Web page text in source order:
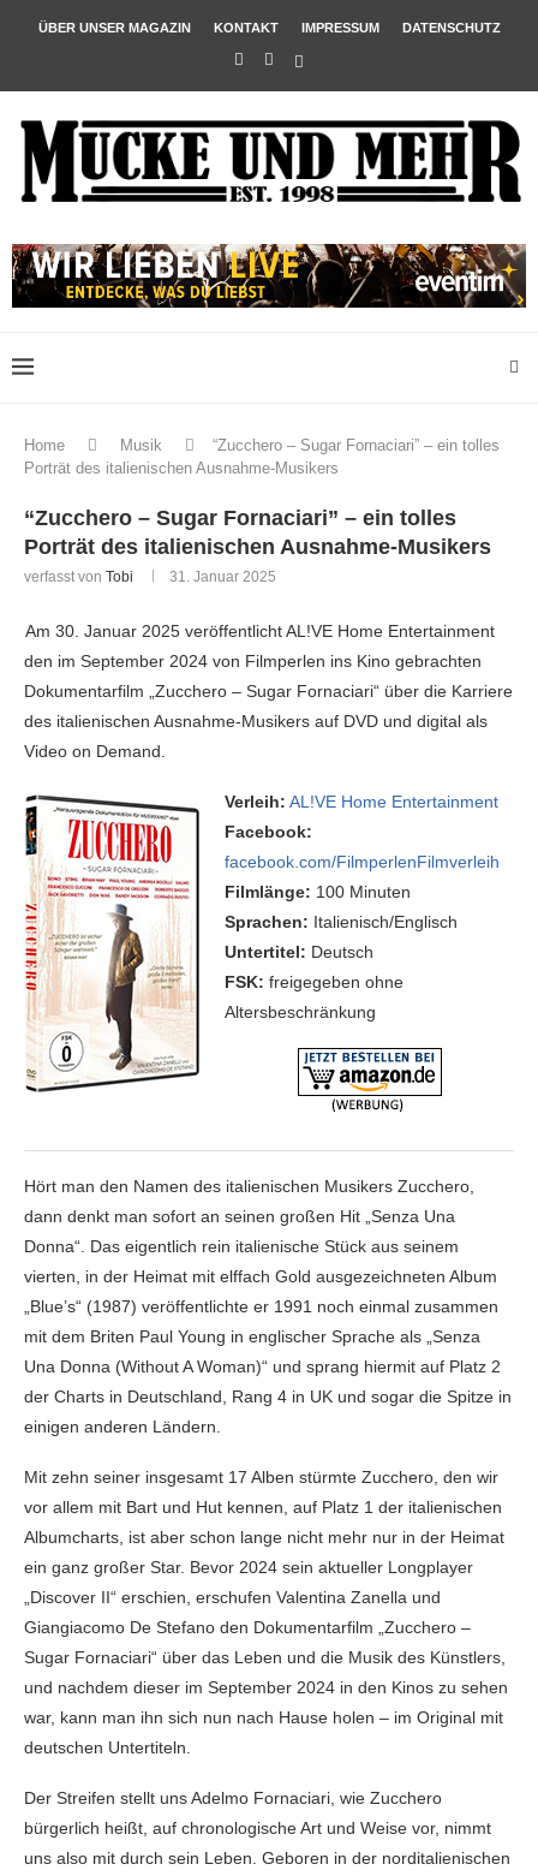
ÜBER UNSER MAGAZIN KONTAKT IMPRESSUM DATENSCHUTZ
Home Musik
“Zucchero – Sugar Fornaciari” – ein tolles
Porträt des italienischen Ausnahme-Musikers
“Zucchero – Sugar Fornaciari” – ein tolles
Porträt des italienischen Ausnahme-Musikers
verfasst von Tobi 31. Januar 2025
Am 30. Januar 2025 veröffentlicht AL!VE Home Entertainment
den im September 2024 von Filmperlen ins Kino gebrachten
Dokumentarfilm „Zucchero – Sugar Fornaciari“ über die Karriere
des italienischen Ausnahme-Musikers auf DVD und digital als
Video on Demand.
Verleih: AL!VE Home Entertainment
Facebook:
facebook.com/FilmperlenFilmverleih
Filmlänge: 100 Minuten
Sprachen: Italienisch/Englisch
Untertitel: Deutsch
FSK: freigegeben ohne
Altersbeschränkung
Hört man den Namen des italienischen Musikers Zucchero,
dann denkt man sofort an seinen großen Hit „Senza Una
Donna“. Das eigentlich rein italienische Stück aus seinem
vierten, in der Heimat mit elffach Gold ausgezeichneten Album
„Blue’s“ (1987) veröffentlichte er 1991 noch einmal zusammen
mit dem Briten Paul Young in englischer Sprache als „Senza
Una Donna (Without A Woman)“ und sprang hiermit auf Platz 2
der Charts in Deutschland, Rang 4 in UK und sogar die Spitze in
einigen anderen Ländern.
Mit zehn seiner insgesamt 17 Alben stürmte Zucchero, den wir
vor allem mit Bart und Hut kennen, auf Platz 1 der italienischen
Albumcharts, ist aber schon lange nicht mehr nur in der Heimat
ein ganz großer Star. Bevor 2024 sein aktueller Longplayer
„Discover II“ erschien, erschufen Valentina Zanella und
Giangiacomo De Stefano den Dokumentarfilm „Zucchero –
Sugar Fornaciari“ über das Leben und die Musik des Künstlers,
und nachdem dieser im September 2024 in den Kinos zu sehen
war, kann man ihn sich nun nach Hause holen – im Original mit
deutschen Untertiteln.
Der Streifen stellt uns Adelmo Fornaciari, wie Zucchero
bürgerlich heißt, auf chronologische Art und Weise vor, nimmt
uns also mit durch sein Leben. Geboren in der norditalienischen